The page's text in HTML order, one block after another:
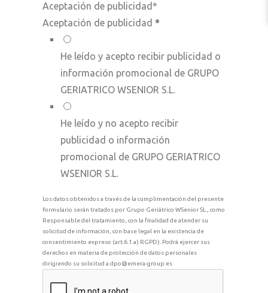
Aceptación de publicidad*
Aceptación de publicidad *
He leído y acepto recibir publicidad o
información promocional de GRUPO
GERIATRICO WSENIOR S.L.
He leído y no acepto recibir
publicidad o información
promocional de GRUPO GERIATRICO
WSENIOR S.L.
Los datos obtenidos a través de la cumplimentación del presente
formulario serán tratados por Grupo Geriátrico WSenior SL., como
Responsable del tratamiento, con la finalidad de atender su
solicitud de información, con base legal en la existencia de
consentimiento expreso (art.6.1.a) RGPD). Podrá ejercer sus
derechos en materia de protección de datos personales
dirigiendo su solicitud a dpo@emera-group.es